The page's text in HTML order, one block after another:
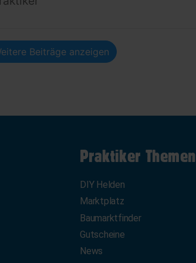
Beiträge anzeigen
Praktiker Themen
DIY Helden
Marktplatz
Baumarktfinder
Gutscheine
News